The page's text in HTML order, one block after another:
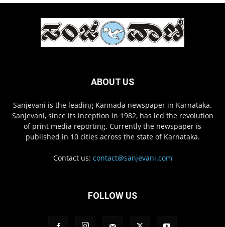
ABOUT US
Sanjevani is the leading Kannada newspaper in Karnataka.
Sanjevani, since its inception in 1982, has led the revolution
of print media reporting. Currently the newspaper is
published in 10 cities across the state of Karnataka.
Contact us: contact@sanjevani.com
FOLLOW US